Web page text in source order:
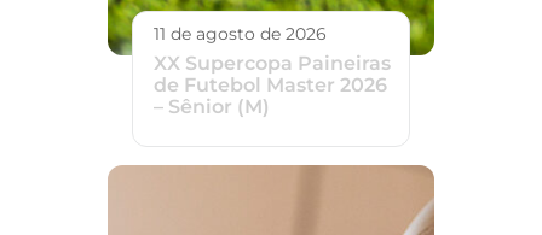
11 de agosto de 2026
XX Supercopa Paineiras
de Futebol Master 2026
– Sênior (M)